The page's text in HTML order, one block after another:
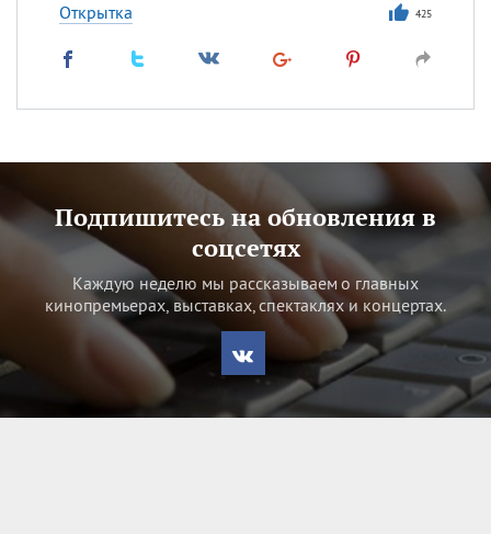
Открытка 425
Подпишитесь на обновления в
соцсетях
Каждую неделю мы рассказываем о главных
кинопремьерах, выставках, спектаклях и концертах.